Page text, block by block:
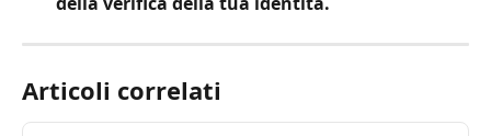
Articoli correlati